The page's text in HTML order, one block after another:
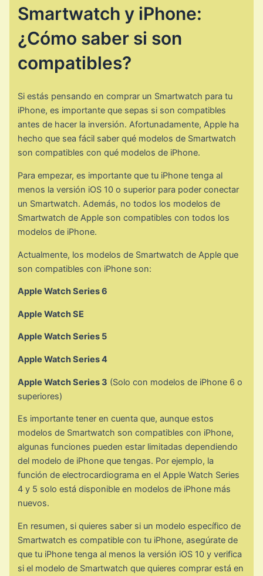
Smartwatch y iPhone:
¿Cómo saber si son
compatibles?
Si estás pensando en comprar un Smartwatch para tu
iPhone, es importante que sepas si son compatibles
antes de hacer la inversión. Afortunadamente, Apple ha
hecho que sea fácil saber qué modelos de Smartwatch
son compatibles con qué modelos de iPhone.
Para empezar, es importante que tu iPhone tenga al
menos la versión iOS 10 o superior para poder conectar
un Smartwatch. Además, no todos los modelos de
Smartwatch de Apple son compatibles con todos los
modelos de iPhone.
Actualmente, los modelos de Smartwatch de Apple que
son compatibles con iPhone son:
Apple Watch Series 6
Apple Watch SE
Apple Watch Series 5
Apple Watch Series 4
Apple Watch Series 3 (Solo con modelos de iPhone 6 o
superiores)
Es importante tener en cuenta que, aunque estos
modelos de Smartwatch son compatibles con iPhone,
algunas funciones pueden estar limitadas dependiendo
del modelo de iPhone que tengas. Por ejemplo, la
función de electrocardiograma en el Apple Watch Series
4 y 5 solo está disponible en modelos de iPhone más
nuevos.
En resumen, si quieres saber si un modelo específico de
Smartwatch es compatible con tu iPhone, asegúrate de
que tu iPhone tenga al menos la versión iOS 10 y verifica
si el modelo de Smartwatch que quieres comprar está en